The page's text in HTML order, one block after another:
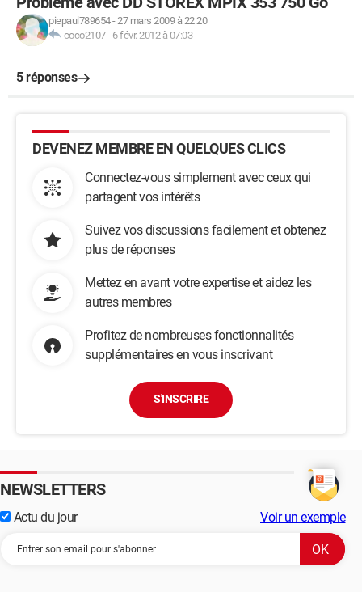
piepaul789654-27 mars 2009 à 22:20
coco2107- 6 févr. 2012 à 07:03
5 réponses
DEVENEZ MEMBRE EN QUELQUES CLICS
Connectez-vous simplement avec ceux qui
partagent vos intérêts
Suivez vos discussions facilement et obtenez
plus de réponses
Mettez en avant votre expertise et aidez les
autres membres
Profitez de nombreuses fonctionnalités
supplémentaires en vous inscrivant
S'INSCRIRE
NEWSLETTERS
Actu du jour Voir un exemple